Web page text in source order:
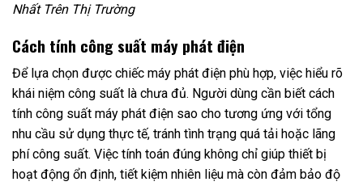
Nhất Trên Thị Trường
Cách tính công suất máy phát điện
Để lựa chọn được chiếc máy phát điện phù hợp, việc hiểu rõ
khái niệm công suất là chưa đủ. Người dùng cần biết cách
tính công suất máy phát điện sao cho tương ứng với tổng
nhu cầu sử dụng thực tế, tránh tình trạng quá tải hoặc lãng
phí công suất. Việc tính toán đúng không chỉ giúp thiết bị
hoạt động ổn định, tiết kiệm nhiên liệu mà còn đảm bảo độ